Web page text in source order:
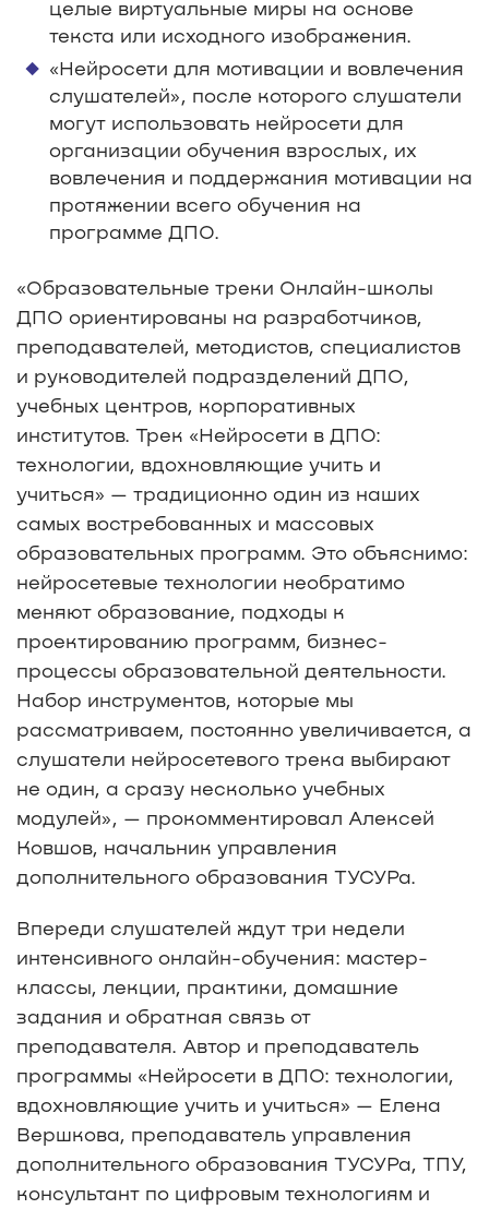
целые виртуальные миры на основе
текста или исходного изображения.
«Нейросети для мотивации и вовлечения
слушателей», после которого слушатели
могут использовать нейросети для
организации обучения взрослых, их
вовлечения и поддержания мотивации на
протяжении всего обучения на
программе ДПО.
«Образовательные треки Онлайн-школы
ДПО ориентированы на разработчиков,
преподавателей, методистов, специалистов
и руководителей подразделений ДПО,
учебных центров, корпоративных
институтов. Трек «Нейросети в ДПО:
технологии, вдохновляющие учить и
учиться» — традиционно один из наших
самых востребованных и массовых
образовательных программ. Это объяснимо:
нейросетевые технологии необратимо
меняют образование, подходы к
проектированию программ, бизнес-
процессы образовательной деятельности.
Набор инструментов, которые мы
рассматриваем, постоянно увеличивается, а
слушатели нейросетевого трека выбирают
не один, а сразу несколько учебных
модулей», — прокомментировал Алексей
Ковшов, начальник управления
дополнительного образования ТУСУРа.
Впереди слушателей ждут три недели
интенсивного онлайн-обучения: мастер-
классы, лекции, практики, домашние
задания и обратная связь от
преподавателя. Автор и преподаватель
программы «Нейросети в ДПО: технологии,
вдохновляющие учить и учиться» — Елена
Вершкова, преподаватель управления
дополнительного образования ТУСУРа, ТПУ,
консультант по цифровым технологиям и